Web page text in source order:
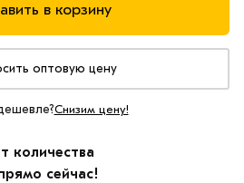
в корзину
оптовую цену
Снизим цену!
количества
сейчас!